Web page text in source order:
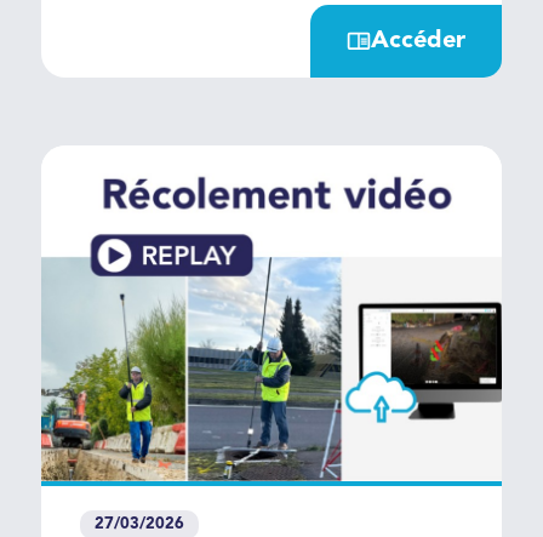
saisie ArpentGIS® Android 2026.3
> Du logiciel bureautique
Accéder
27/03/2026